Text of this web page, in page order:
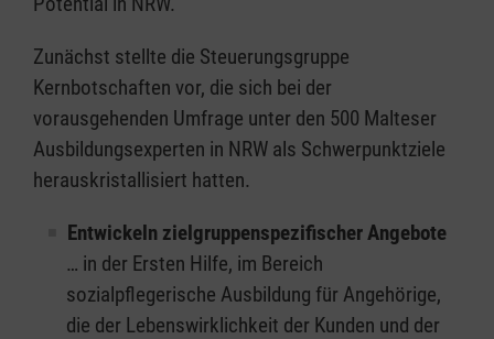
Zunächst stellte die Steuerungsgruppe
Kernbotschaften vor, die sich bei der
vorausgehenden Umfrage unter den 500 Malteser
Ausbildungsexperten in NRW als Schwerpunktziele
herauskristallisiert hatten.
Entwickeln zielgruppenspezifischer Angebote
… in der Ersten Hilfe, im Bereich
sozialpflegerische Ausbildung für Angehörige,
die der Lebenswirklichkeit der Kunden und der